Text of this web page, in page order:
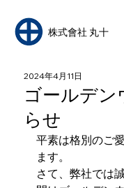
​株式會社 丸十
ゴールデン
らせ
2024年4月11日
平素は格別のご
ます。
さて、弊社では